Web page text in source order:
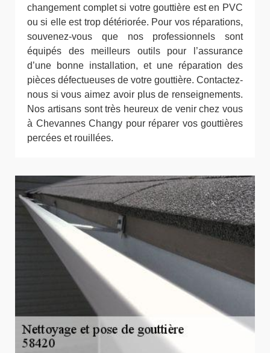
changement complet si votre gouttière est en PVC
ou si elle est trop détériorée. Pour vos réparations,
souvenez-vous que nos professionnels sont
équipés des meilleurs outils pour l’assurance
d’une bonne installation, et une réparation des
pièces défectueuses de votre gouttière. Contactez-
nous si vous aimez avoir plus de renseignements.
Nos artisans sont très heureux de venir chez vous
à Chevannes Changy pour réparer vos gouttières
percées et rouillées.